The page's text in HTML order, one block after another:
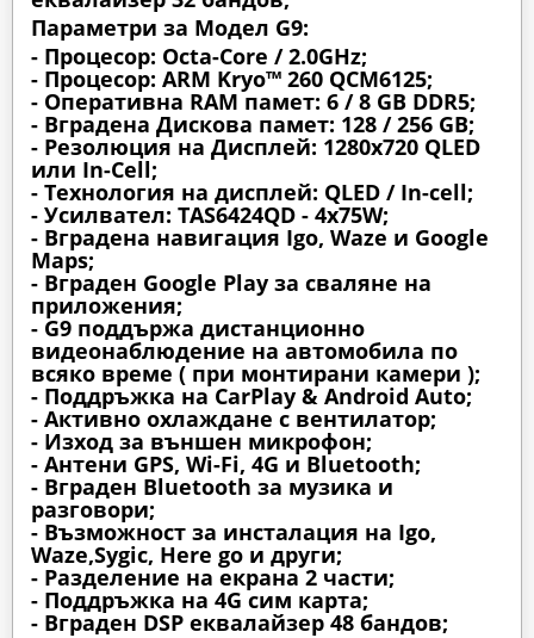
Параметри за Модел G9:
- Процесор: Octa-Core / 2.0GHz;
- Процесор: ARM Kryo™ 260 QCM6125;
- Оперативна RAM памет: 6 / 8 GB DDR5;
- Вградена Дискова памет: 128 / 256 GB;
- Резолюция на Дисплей: 1280х720 QLED
или In-Cell;
- Технология на дисплей: QLED / In-cell;
- Усилвател: TAS6424QD - 4x75W;
- Вградена навигация Igo, Waze и Google
Maps;
- Вграден Google Play за сваляне на
приложения;
- G9 поддържа дистанционно
видеонаблюдение на автомобила по
всяко време ( при монтирани камери );
- Поддръжка на CarPlay & Android Auto;
- Активно охлаждане с вентилатор;
- Изход за външен микрофон;
- Антени GPS, Wi-Fi, 4G и Bluetooth;
- Вграден Bluetooth за музика и
разговори;
- Възможност за инсталация на Igo,
Waze,Sygic, Here go и други;
- Разделение на екрана 2 части;
- Поддръжка на 4G сим карта;
- Вграден DSP еквалайзер 48 бандов;